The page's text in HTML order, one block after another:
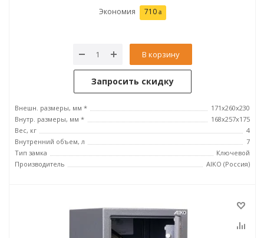
Экономия 710
В корзину
Запросить скидку
Внешн. размеры, мм *
171x260x230
Внутр. размеры, мм *
168x257x175
Вес, кг
4
Внутренний объем, л
7
Тип замка
Ключевой
Производитель
AIKO (Россия)